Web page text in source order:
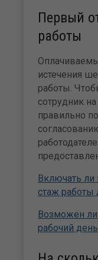
Первый
работы
истечения
работы.
сотрудник
правильно
Включать ли
стаж работы
Возможен ли
рабочий